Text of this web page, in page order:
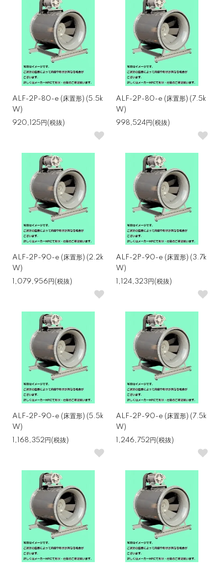
ALF-2P-80-e (床置形) (5.5k
W)
920,125円(税抜)
ALF-2P-80-e (床置形) (7.5k
W)
998,524円(税抜)
ALF-2P-90-e (床置形) (2.2k
W)
1,079,956円(税抜)
ALF-2P-90-e (床置形) (3.7k
W)
1,124,323円(税抜)
ALF-2P-90-e (床置形) (5.5k
W)
1,168,352円(税抜)
ALF-2P-90-e (床置形) (7.5k
W)
1,246,752円(税抜)